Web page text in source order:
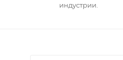
индустрии.